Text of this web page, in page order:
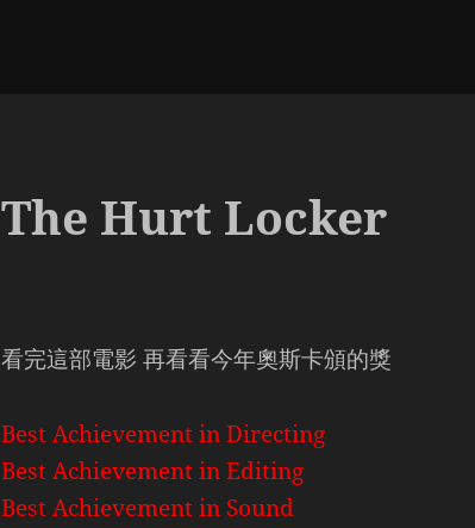
The Hurt Locker
看完這部電影 再看看今年奧斯卡頒的獎
Best Achievement in Directing
Best Achievement in Editing
Best Achievement in Sound